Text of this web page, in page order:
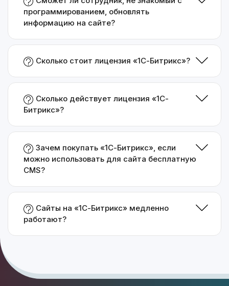
программированием, обновлять
информацию на сайте?
Сколько стоит лицензия «1С-Битрикс»?
Сколько действует лицензия «1С-
Битрикс»?
Зачем покупать «1С-Битрикс», если
можно использовать для сайта бесплатную
CMS?
Сайты на «1С-Битрикс» медленно
работают?